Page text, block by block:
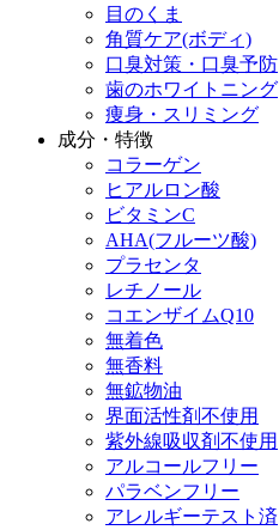
目のくま
角質ケア(ボディ)
口臭対策・口臭予防
歯のホワイトニング
痩身・スリミング
成分・特徴
コラーゲン
ヒアルロン酸
ビタミンC
AHA(フルーツ酸)
プラセンタ
レチノール
コエンザイムQ10
無着色
無香料
無鉱物油
界面活性剤不使用
紫外線吸収剤不使用
アルコールフリー
パラベンフリー
アレルギーテスト済